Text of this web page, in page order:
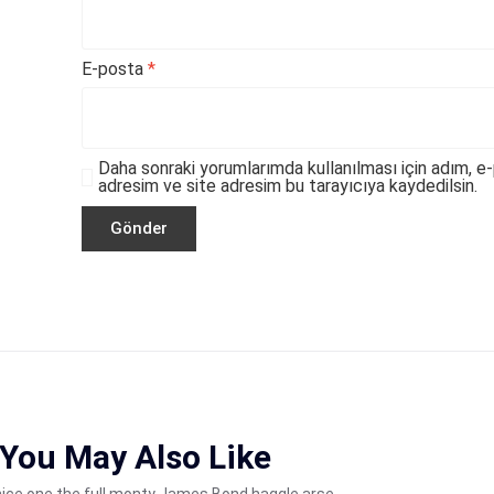
E-posta *
Daha sonraki yorumlarımda kullanılması için adım,
adresim ve site adresim bu tarayıcıya kaydedilsin.
You May Also Like